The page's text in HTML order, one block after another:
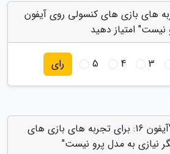
برای تجربه های بازی های کنسولی روی آیفون
نیست" امتیاز دهید
3
4
5 رای
دیدگاه های مرتبط با "آیفون 16: برای تجربه های بازی های
نیازی به مدل پرو نیست"